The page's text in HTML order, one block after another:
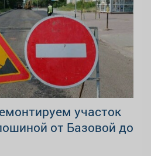
участок
от Базовой до